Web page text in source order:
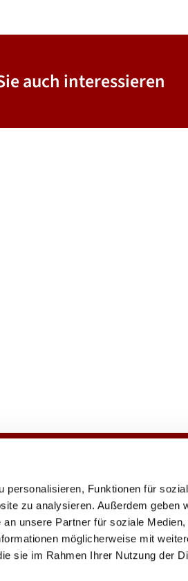
personalisieren, Funktionen für
zu analysieren. Außerdem geben
unsere Partner für soziale Medien,
möglicherweise mit
sie im Rahmen Ihrer Nutzung der
auch interessieren
Str. 15A, 14197 Berlin030 82 79
Impressum